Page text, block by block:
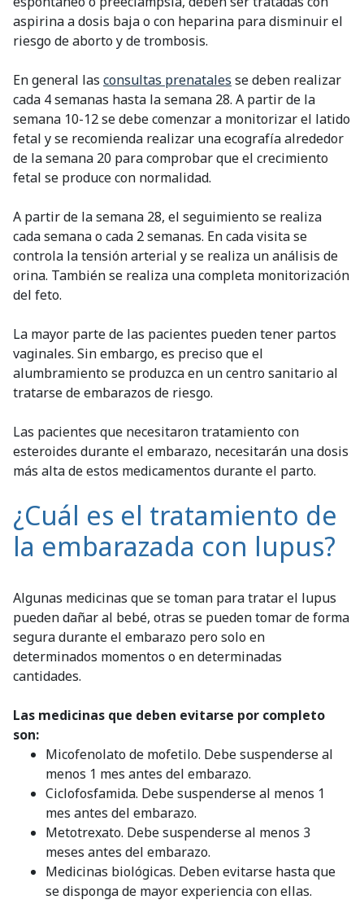
aspirina a dosis baja o con heparina para disminuir el
riesgo de aborto y de trombosis.
En general las consultas prenatales se deben realizar
cada 4 semanas hasta la semana 28. A partir de la
semana 10-12 se debe comenzar a monitorizar el latido
fetal y se recomienda realizar una ecografía alrededor
de la semana 20 para comprobar que el crecimiento
fetal se produce con normalidad.
A partir de la semana 28, el seguimiento se realiza
cada semana o cada 2 semanas. En cada visita se
controla la tensión arterial y se realiza un análisis de
orina. También se realiza una completa monitorización
del feto.
La mayor parte de las pacientes pueden tener partos
vaginales. Sin embargo, es preciso que el
alumbramiento se produzca en un centro sanitario al
tratarse de embarazos de riesgo.
Las pacientes que necesitaron tratamiento con
esteroides durante el embarazo, necesitarán una dosis
más alta de estos medicamentos durante el parto.
¿Cuál es el tratamiento de
la embarazada con lupus?
Algunas medicinas que se toman para tratar el lupus
pueden dañar al bebé, otras se pueden tomar de forma
segura durante el embarazo pero solo en
determinados momentos o en determinadas
cantidades.
Las medicinas que deben evitarse por completo
son:
Micofenolato de mofetilo. Debe suspenderse al
menos 1 mes antes del embarazo.
Ciclofosfamida. Debe suspenderse al menos 1
mes antes del embarazo.
Metotrexato. Debe suspenderse al menos 3
meses antes del embarazo.
Medicinas biológicas. Deben evitarse hasta que
se disponga de mayor experiencia con ellas.